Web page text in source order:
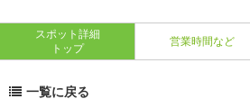
スポット詳細
トップ
営業時間など
一覧に戻る